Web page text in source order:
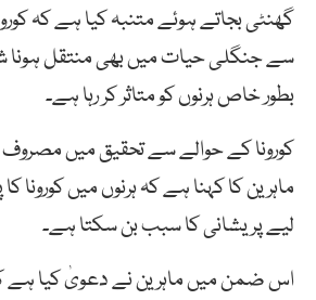
گھنٹی بجاتے ہوئے متنبہ کیا ہے کہ
سے جنگلی حیات میں بھی منتقل ہونا
بطور خاص ہرنوں کو متاثر کر رہا ہے۔
کورونا کے حوالے سے تحقیق میں مصروف
ماہرین کا کہنا ہے کہ ہرنوں میں کورونا
لیے پریشانی کا سبب بن سکتا ہے۔
اس ضمن میں ماہرین نے دعویٰ کیا ہے